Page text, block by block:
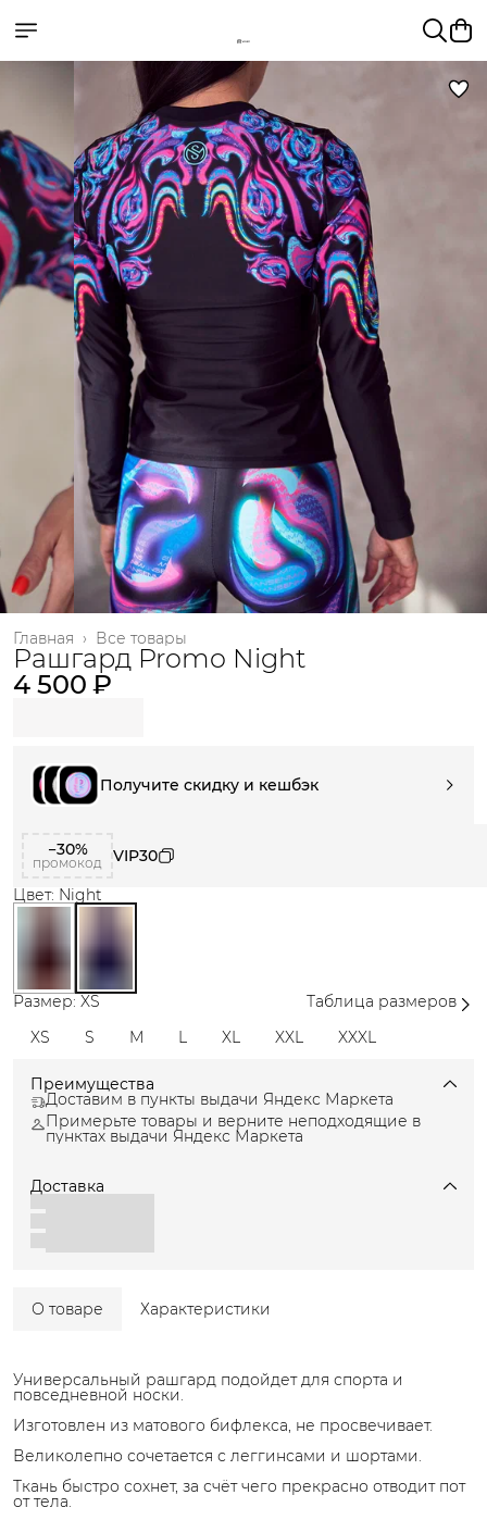
Все товары
Главная ›
Рашгард Promo Night
4 500 ₽
Получите скидку и кешбэк
−30%
промокод
VIP30
Цвет: Night
Размер: XS
Таблица размеров
XS
S M L XL XXL XXXL
Преимущества
Доставим в пункты выдачи Яндекс Маркета
Примерьте товары и верните неподходящие в
пунктах выдачи Яндекс Маркета
Доставка
О товаре Характеристики
Универсальный рашгард подойдет для спорта и
повседневной носки.
Изготовлен из матового бифлекса, не просвечивает.
Великолепно сочетается с леггинсами и шортами.
Ткань быстро сохнет, за счёт чего прекрасно отводит пот
от тела.